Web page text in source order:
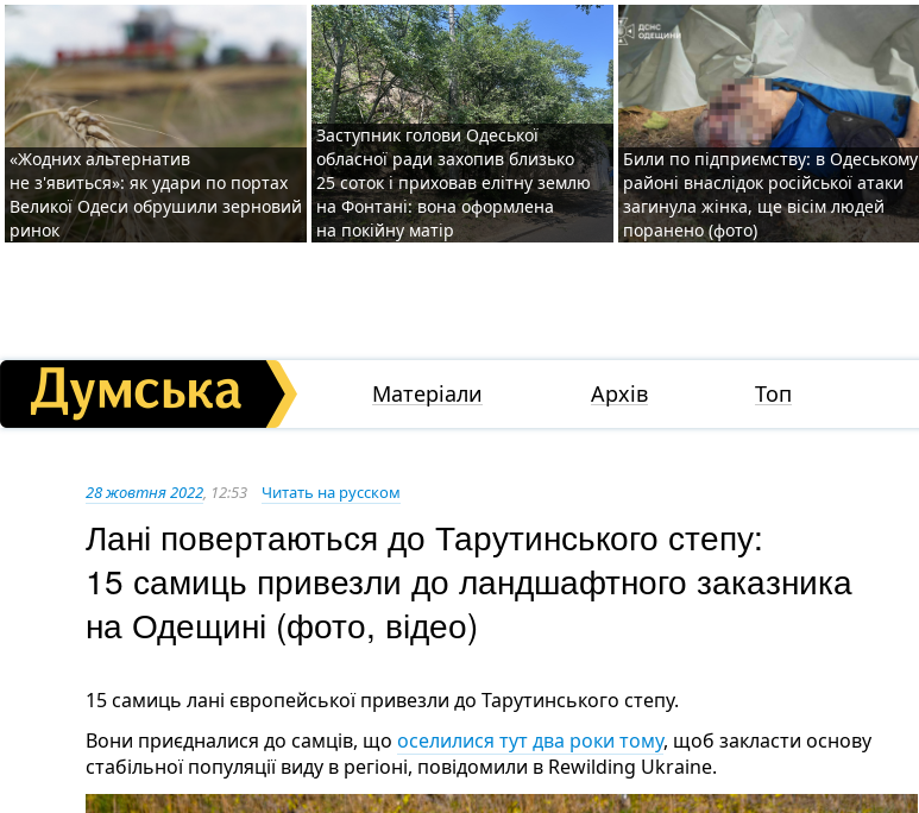
«Жодних альтернатив
не з'явиться»: як удари по портах
Великої Одеси обрушили зерновий
ринок
Заступник голови Одеської
обласної ради захопив близько
25 соток і приховав елітну землю
на Фонтані: вона оформлена
на покійну матір
Били по підприємству: в Одеському
районі внаслідок російської атаки
загинула жінка, ще вісім людей
поранено (фото)
Матеріали Архів Топ
28 жовтня 2022, 12:53 Читать на русском
Лані повертаються до Тарутинського степу:
15 самиць привезли до ландшафтного заказника
на Одещині (фото, відео)
15 самиць лані європейської привезли до Тарутинського степу.
Вони приєдналися до самців, що оселилися тут два роки тому, щоб закласти основу
стабільної популяції виду в регіоні, повідомили в Rewilding Ukraine.